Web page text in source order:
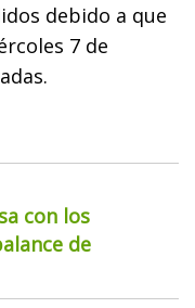
debido a que
7 de
con los
de